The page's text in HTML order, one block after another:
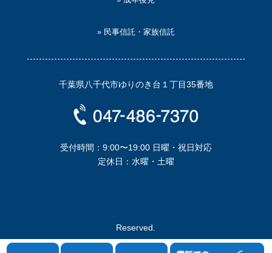
» 民事信託・家族信託
千葉県八千代市ゆりのき台１丁目35番地
受付時間：9:00〜19:00 日曜・祝日対応
定休日：水曜・土曜
Reserved.